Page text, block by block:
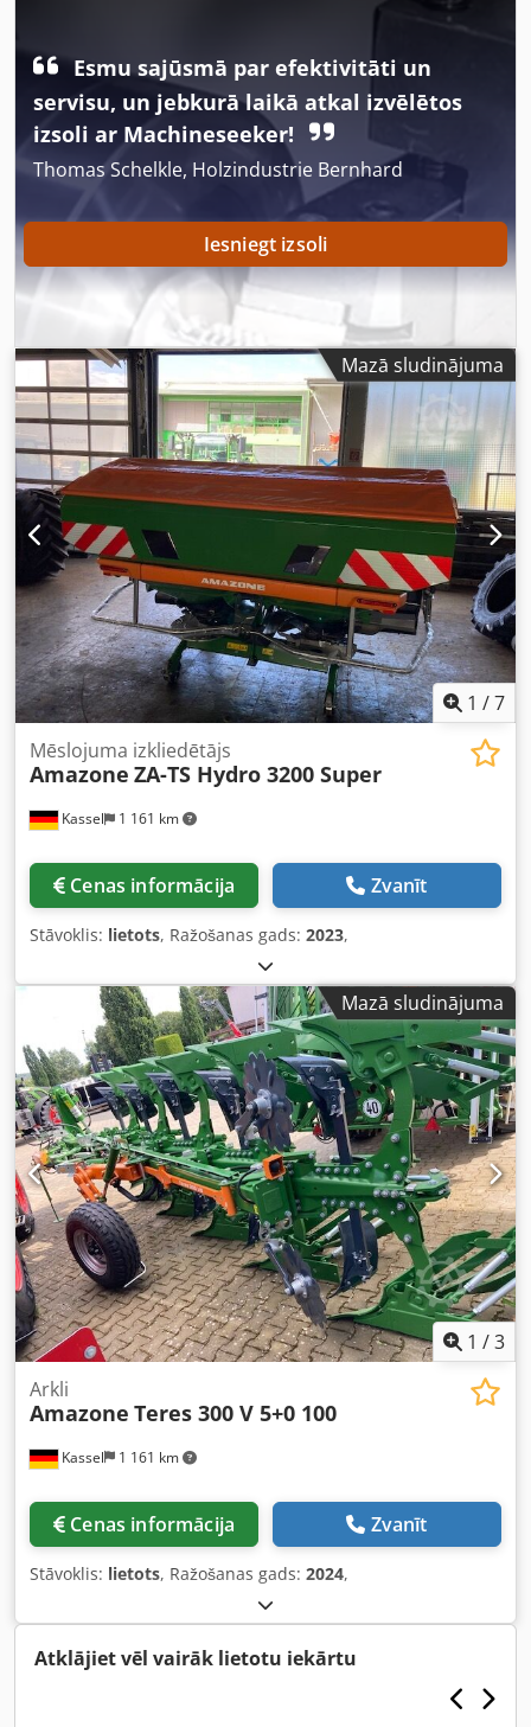
Esmu sajūsmā par efektivitāti un
servisu, un jebkurā laikā atkal izvēlētos
izsoli ar Machineseeker!
Thomas Schelkle, Holzindustrie Bernhard
Iesniegt izsoli
Mazā sludinājuma
1 /7
Kassel 1 161 km
Mēslojuma izkliedētājs
Amazone ZA-TS Hydro 3200 Super
Cenas informācija Zvanīt
Stāvoklis: lietots, Ražošanas gads: 2023,
Mazā sludinājuma
1 /3
Kassel 1 161 km
Arkli
Amazone Teres 300 V 5+0 100
Cenas informācija Zvanīt
Stāvoklis: lietots, Ražošanas gads: 2024,
Atklājiet vēl vairāk lietotu iekārtu